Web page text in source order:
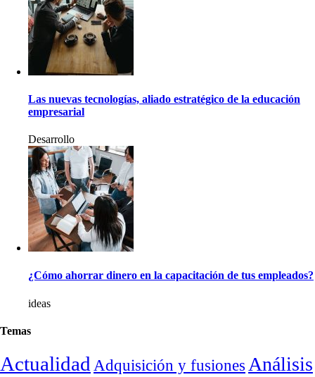
Las nuevas tecnologías, aliado estratégico de la educación
empresarial
Desarrollo
¿Cómo ahorrar dinero en la capacitación de tus empleados?
ideas
Temas
Actualidad Adquisición y fusionesAnálisis